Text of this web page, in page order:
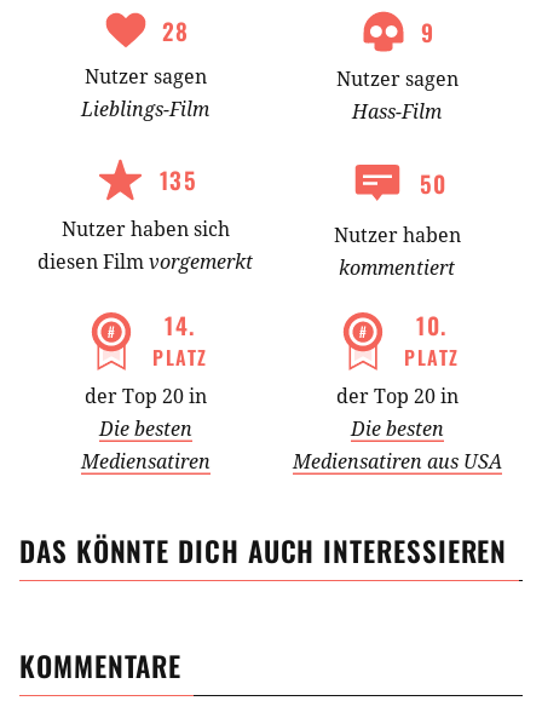
28
Nutzersagen
Lieblings-Film
9
Nutzersagen
Hass-Film
135
Nutzerhabensich
diesen Filmvorgemerkt
50
Nutzer haben
kommentiert
14.
PLATZ
der Top 20 in
Die besten
Mediensatiren
10.
PLATZ
der Top 20 in
Die besten
Mediensatiren aus USA
DAS KÖNNTE DICH AUCH INTERESSIEREN
KOMMENTARE